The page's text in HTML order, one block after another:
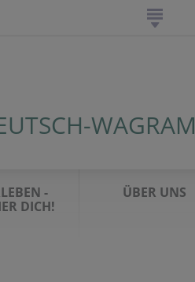
WAGRAM
-
DICH!
ÜBER UNS